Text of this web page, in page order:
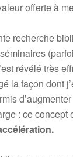
offerte à
recherche
révélé très
la façon dont
: ce concept